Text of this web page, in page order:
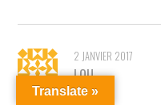
2 JANVIER 2017
LOU
Translate »